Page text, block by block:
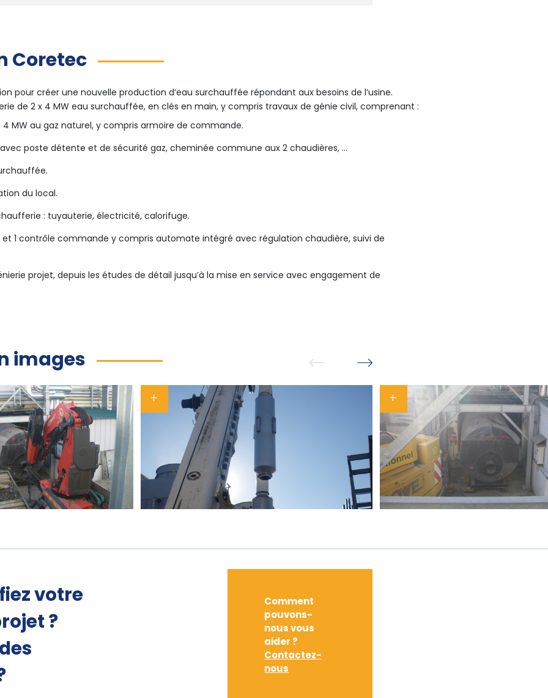
Coretec
pour créer une nouvelle production d’eau surchauffée répondant aux besoins de l’usine.
de 2 x 4 MW eau surchauffée, en clés en main, y compris travaux de génie civil, comprenant :
MW au gaz naturel, y compris armoire de commande.
poste détente et de sécurité gaz, cheminée commune aux 2 chaudières, …
du local.
: tuyauterie, électricité, calorifuge.
et 1 contrôle commande y compris automate intégré avec régulation chaudière, suivi de
projet, depuis les études de détail jusqu’à la mise en service avec engagement de
images
votre
?
Comment
pouvons-
nous vous
aider ?
Contactez-
nous